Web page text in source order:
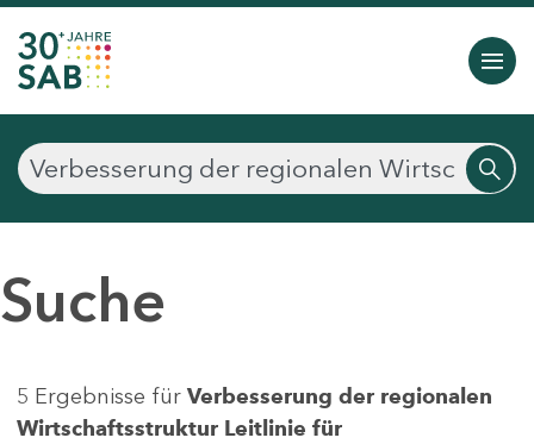
Suche
5 Ergebnisse für Verbesserung der regionalen
Wirtschaftsstruktur Leitlinie für